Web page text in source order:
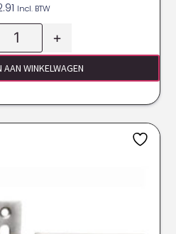
Incl. BTW
+
AAN WINKELWAGEN